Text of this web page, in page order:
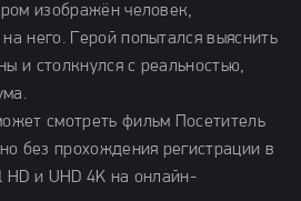
изображён человек,
него. Герой попытался выяснить
и столкнулся с реальностью,
смотреть фильм Посетитель
без прохождения регистрации в
и UHD 4K на онлайн-